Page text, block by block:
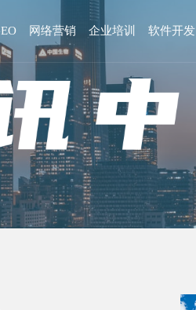
网络营销 企业培训 软件开发